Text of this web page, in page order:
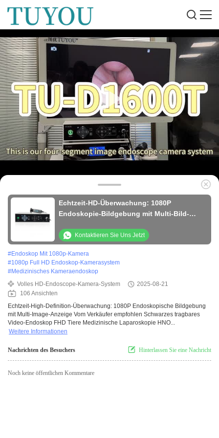
Echtzeit-HD-Überwachung: 1080P
Endoskopie-Bildgebung mit Multi-Bild-
Kontaktieren Sie Uns Jetzt
#Endoskop Mit 1080p-Kamera
#1080p Full HD Endoskop-Kamerasystem
#Medizinisches Kameraendoskop
Volles HD-Endoscope-Kamera-System
2025-08-21
106 Ansichten
Echtzeit-High-Definition-Überwachung: 1080P Endoskopische Bildgebung
mit Multi-Image-Anzeige Vom Verkäufer empfohlen Schwarzes tragbares
Video-Endoskop FHD Tiere Medizinische Laparoskopie HNO...
Weitere Informationen
Nachrichten des Besuchers Hinterlassen Sie eine Nachricht
Noch keine öffentlichen Kommentare